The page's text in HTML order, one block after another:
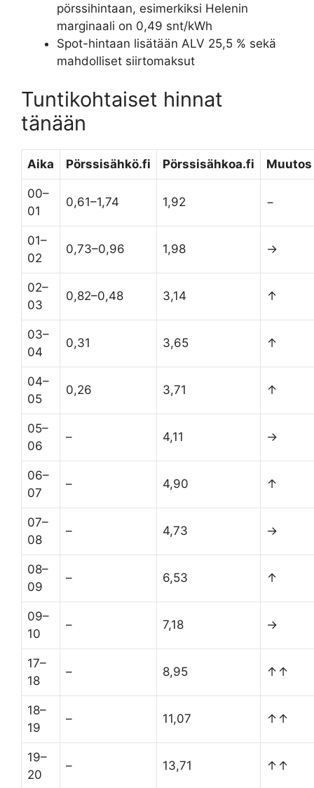
pörssihintaan, esimerkiksi Helenin
marginaali on 0,49 snt/kWh
Spot-hintaan lisätään ALV 25,5 % sekä
mahdolliset siirtomaksut
Tuntikohtaiset hinnat
tänään
Aika Pörssisähkö.fi Pörssisähkoa.fi Muutos
00–
01
0,61–1,74 1,92 −
01–
02
0,73–0,96 1,98 →
02–
03
0,82–0,48 3,14 ↑
03–
04
0,31 3,65 ↑
04–
05
0,26 3,71 ↑
05–
06
– 4,11 →
06–
07
– 4,90 ↑
07–
08
– 4,73 →
08–
09
– 6,53 ↑
09–
10
– 7,18 →
17–
18
– 8,95 ↑↑
18–
19
– 11,07 ↑↑
19–
20
– 13,71 ↑↑